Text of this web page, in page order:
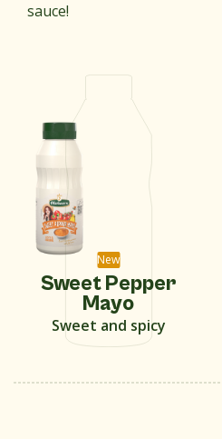
sauce!
New
Sweet Pepper
Mayo
Sweet and spicy